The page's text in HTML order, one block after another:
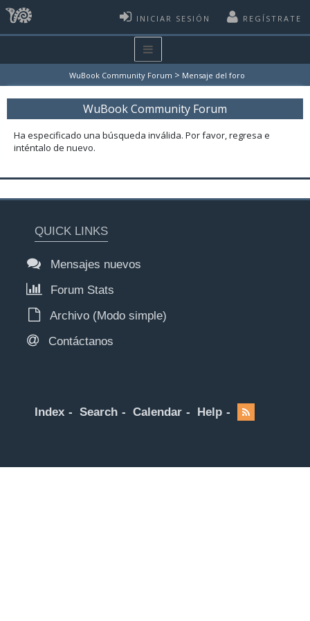
INICIAR SESIÓN REGÍSTRATE
WuBook Community Forum > Mensaje del foro
WuBook Community Forum
Ha especificado una búsqueda inválida. Por favor, regresa e
inténtalo de nuevo.
QUICK LINKS
Mensajes nuevos
Forum Stats
Archivo (Modo simple)
Contáctanos
Index Search Calendar Help